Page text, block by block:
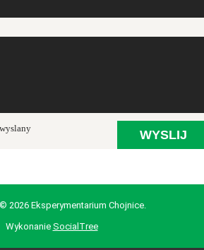
2026 Eksperymentarium Chojnice.
Wykonanie SocialTree